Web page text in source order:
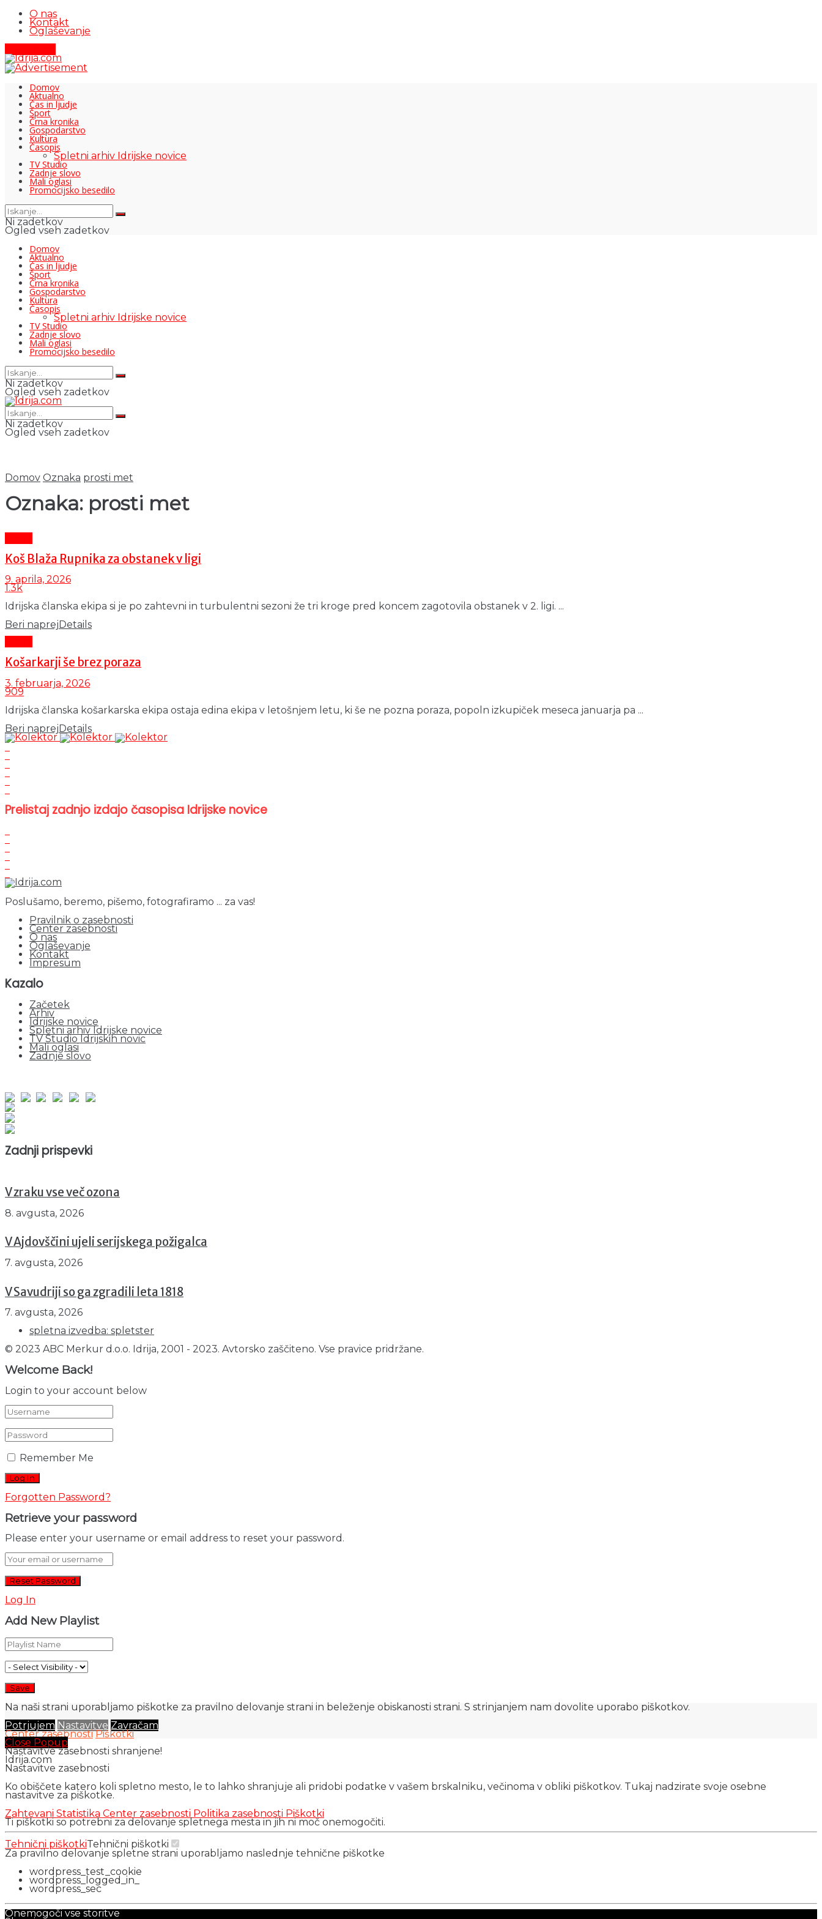
O nas
Kontakt
Oglaševanje
Domov
Aktualno
Čas in ljudje
Šport
Črna kronika
Gospodarstvo
Kultura
Časopis
Spletni arhiv Idrijske novice
TV Studio
Zadnje slovo
Mali oglasi
Promocijsko besedilo
Ni zadetkov
Ogled vseh zadetkov
Domov
Aktualno
Čas in ljudje
Šport
Črna kronika
Gospodarstvo
Kultura
Časopis
Spletni arhiv Idrijske novice
TV Studio
Zadnje slovo
Mali oglasi
Promocijsko besedilo
Ni zadetkov
Ogled vseh zadetkov
Ni zadetkov
Ogled vseh zadetkov
Domov Oznaka prosti met
Oznaka: prosti met
Koš Blaža Rupnika za obstanek v ligi
9. aprila, 2026
1.3k
Idrijska članska ekipa si je po zahtevni in turbulentni sezoni že tri kroge pred koncem zagotovila obstanek v 2. ligi. ...
Beri naprej Details
Košarkarji še brez poraza
3. februarja, 2026
909
Idrijska članska košarkarska ekipa ostaja edina ekipa v letošnjem letu, ki še ne pozna poraza, popoln izkupiček meseca januarja pa ...
Beri naprejDetails
Prelistaj zadnjo izdajo časopisa Idrijske novice
Poslušamo, beremo, pišemo, fotografiramo ... za vas!
Pravilnik o zasebnosti
Center zasebnosti
O nas
Oglaševanje
Kontakt
Impresum
Kazalo
Začetek
Arhiv
Idrijske novice
Spletni arhiv Idrijske novice
TV Studio Idrijskih novic
Mali oglasi
Zadnje slovo
Zadnji prispevki
V zraku vse več ozona
8. avgusta, 2026
V Ajdovščini ujeli serijskega požigalca
7. avgusta, 2026
V Savudriji so ga zgradili leta 1818
7. avgusta, 2026
spletna izvedba: spletster
© 2023 ABC Merkur d.o.o. Idrija, 2001 - 2023. Avtorsko zaščiteno. Vse pravice pridržane.
Welcome Back!
Login to your account below
Remember Me
Forgotten Password?
Retrieve your password
Please enter your username or email address to reset your password.
Log In
Add New Playlist
Na naši strani uporabljamo piškotke za pravilno delovanje strani in beleženje obiskanosti strani. S strinjanjem nam dovolite uporabo piškotkov.
Potrjujem Nastavitve Zavračam
Center zasebnosti Piškotki
Close Popup
Nastavitve zasebnosti shranjene!
Idrija.com
Nastavitve zasebnosti
Ko obiščete katero koli spletno mesto, le to lahko shranjuje ali pridobi podatke v vašem brskalniku, večinoma v obliki piškotkov. Tukaj nadzirate svoje osebne
nastavitve za piškotke.
Zahtevani Statistika Center zasebnosti Politika zasebnosti Piškotki
Ti piškotki so potrebni za delovanje spletnega mesta in jih ni moč onemogočiti.
Tehnični piškotkiTehnični piškotki
Za pravilno delovanje spletne strani uporabljamo naslednje tehnične piškotke
wordpress_test_cookie
wordpress_logged_in_
wordpress_sec
Onemogoči vse storitve